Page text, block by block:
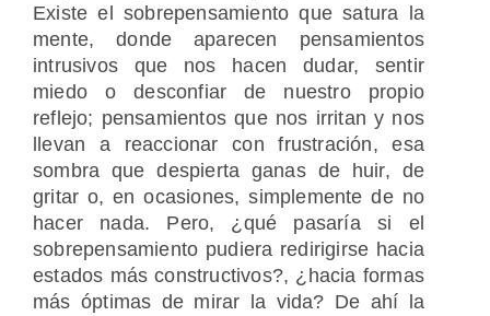
Existe el sobrepensamiento que satura la
mente, donde aparecen pensamientos
intrusivos que nos hacen dudar, sentir
miedo o desconfiar de nuestro propio
reflejo; pensamientos que nos irritan y nos
llevan a reaccionar con frustración, esa
sombra que despierta ganas de huir, de
gritar o, en ocasiones, simplemente de no
hacer nada. Pero, ¿qué pasaría si el
sobrepensamiento pudiera redirigirse hacia
estados más constructivos?, ¿hacia formas
más óptimas de mirar la vida? De ahí la